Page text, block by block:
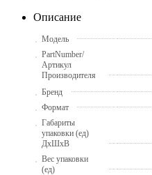
Описание
Модель
PartNumber/
Артикул
Производителя
Бренд
Формат
Габариты
упаковки (ед)
ДхШхВ
Вес упаковки
(ед)